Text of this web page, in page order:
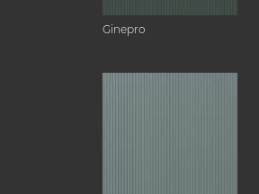
Ginepro